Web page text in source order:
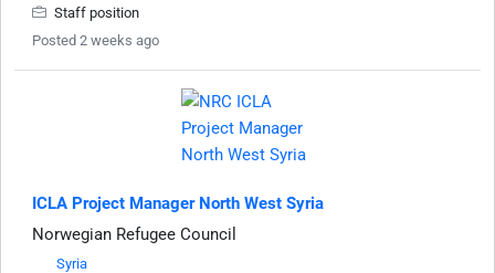
Staff position
Posted 2 weeks ago
ICLA Project Manager North West Syria
Norwegian Refugee Council
Syria